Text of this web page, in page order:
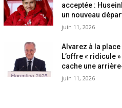
acceptée :
un nouveau
juin 11, 2026
Alvarez à la place
L’offre « ridicule
cache une
juin 11, 2026